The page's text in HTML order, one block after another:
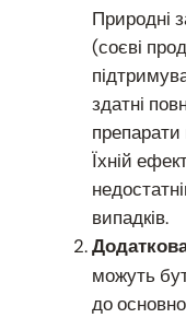
Природні
(соєві
здатні
препарати
Їхній
випадків.
можуть
до